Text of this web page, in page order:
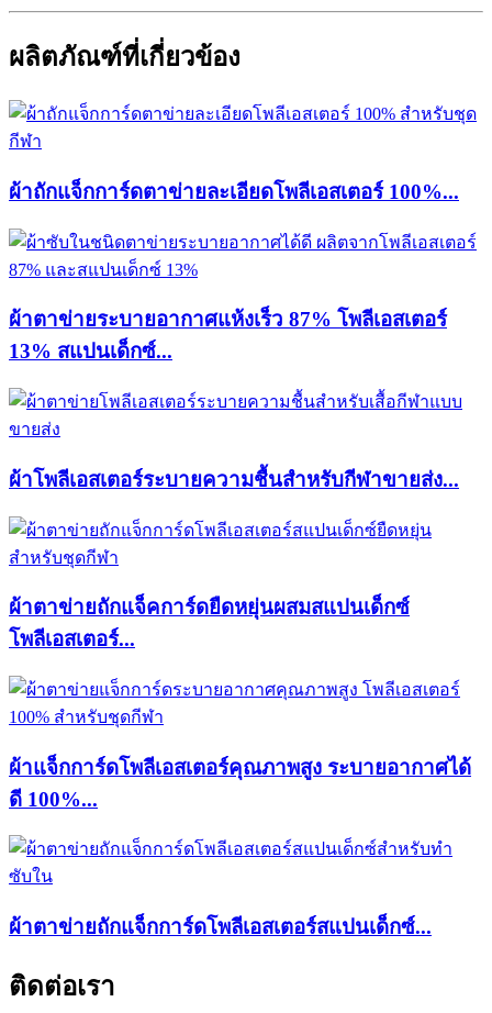
ผลิตภัณฑ์ที่เกี่ยวข้อง
ผ้าถักแจ็กการ์ดตาข่ายละเอียดโพลีเอสเตอร์ 100%...
ผ้าตาข่ายระบายอากาศแห้งเร็ว 87% โพลีเอสเตอร์
13% สแปนเด็กซ์...
ผ้าโพลีเอสเตอร์ระบายความชื้นสำหรับกีฬาขายส่ง...
ผ้าตาข่ายถักแจ็คการ์ดยืดหยุ่นผสมสแปนเด็กซ์
โพลีเอสเตอร์...
ผ้าแจ็กการ์ดโพลีเอสเตอร์คุณภาพสูง ระบายอากาศได้
ดี 100%...
ผ้าตาข่ายถักแจ็กการ์ดโพลีเอสเตอร์สแปนเด็กซ์...
ติดต่อเรา